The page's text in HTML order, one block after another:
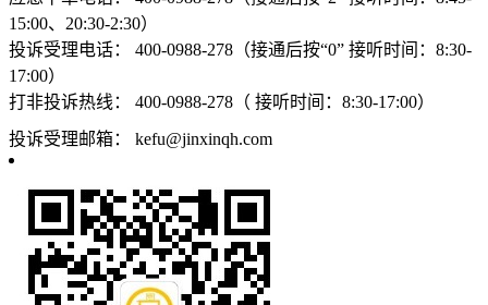
15:00、20:30-2:30）
投诉受理电话：
400-0988-278（接通后按“0” 接听时间：8:30-
17:00）
打非投诉热线：
400-0988-278（ 接听时间：8:30-17:00）
投诉受理邮箱：
kefu@jinxinqh.com